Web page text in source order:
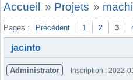
Accueil » Projets »
Pages : Précédent 1 2 3
jacinto
Administrator Inscription : 2022-